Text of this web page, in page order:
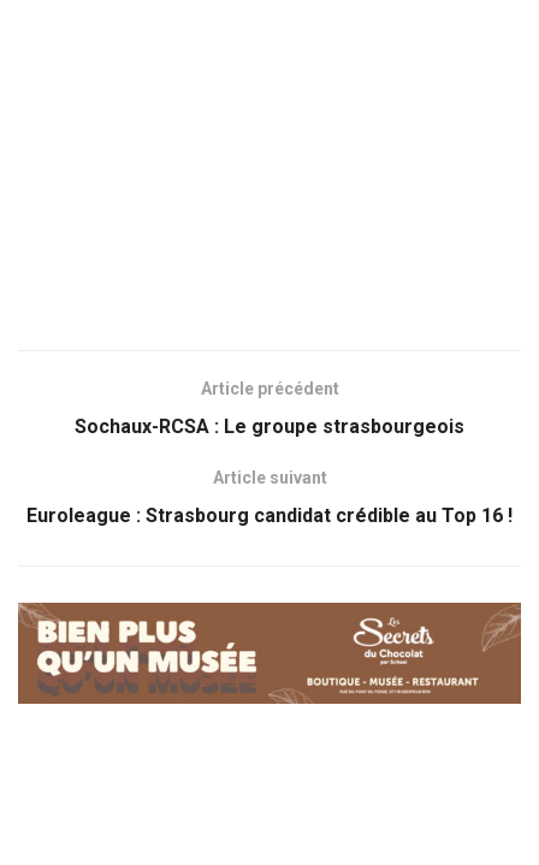
Article précédent
Sochaux-RCSA : Le groupe strasbourgeois
Article suivant
Euroleague : Strasbourg candidat crédible au Top 16 !